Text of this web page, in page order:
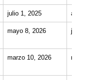
julio 1, 2025 agosto 1,
mayo 8, 2026 junio 12, 2026
marzo 10, 2026 mayo 8, 2026